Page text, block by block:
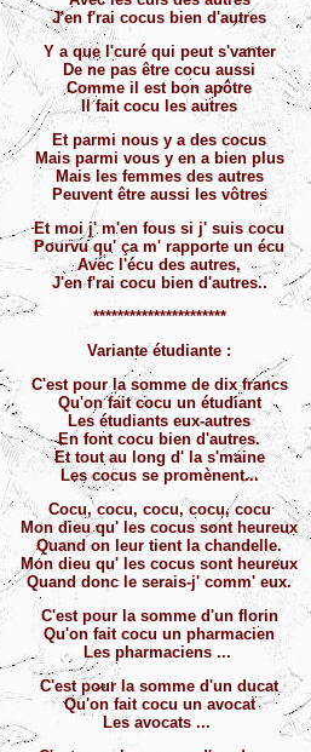
J'en f'rai cocus bien d'autres
Y a que l'curé qui peut s'vanter
De ne pas être cocu aussi
Comme il est bon apôtre
Il fait cocu les autres
Et parmi nous y a des cocus
Mais parmi vous y en a bien plus
Mais les femmes des autres
Peuvent être aussi les vôtres
Et moi j' m'en fous si j' suis cocu
Pourvu qu' ça m' rapporte un écu
Avec l'écu des autres,
J'en f'rai cocu bien d'autres..
**********************
Variante étudiante :
C'est pour la somme de dix francs
Qu'on fait cocu un étudiant
Les étudiants eux-autres
En font cocu bien d'autres.
Et tout au long d' la s'maine
Les cocus se promènent...
Cocu, cocu, cocu, cocu, cocu
Mon dieu qu' les cocus sont heureux
Quand on leur tient la chandelle.
Mon dieu qu' les cocus sont heureux
Quand donc le serais-j' comm' eux.
C'est pour la somme d'un florin
Qu'on fait cocu un pharmacien
Les pharmaciens ...
C'est pour la somme d'un ducat
Qu'on fait cocu un avocat
Les avocats ...